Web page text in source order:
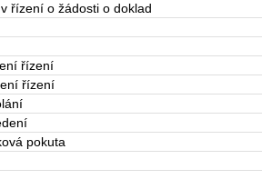
řízení o žádosti o doklad
řízení
řízení
pokuta